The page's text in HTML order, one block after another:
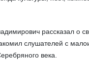
рассказал о
слушателей с
века.